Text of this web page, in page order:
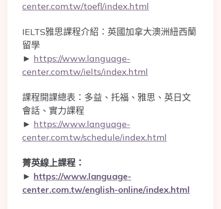
center.com.tw/toefl/index.html
IELTS雅思課程介紹：英國加拿大澳洲紐西蘭
留學
► https://www.language-
center.com.tw/ielts/index.html
課程開課總表：多益、托福、雅思、英日文
會話、實力課程
► https://www.language-
center.com.tw/schedule/index.html
菁英線上課程：
► https://www.language-
center.com.tw/english-online/index.html